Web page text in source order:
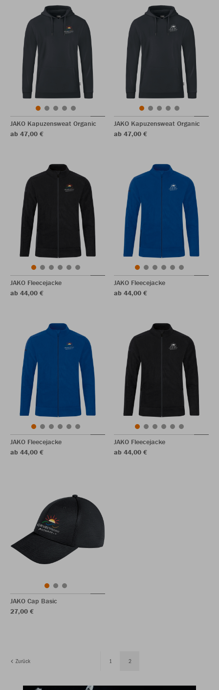
JAKO Kapuzensweat Organic
ab 47,00 €
JAKO Kapuzensweat Organic
ab 47,00 €
JAKO Fleecejacke
ab 44,00 €
JAKO Fleecejacke
ab 44,00 €
JAKO Fleecejacke
ab 44,00 €
JAKO Fleecejacke
ab 44,00 €
JAKO Cap Basic
27,00 €
Zurück 1 2